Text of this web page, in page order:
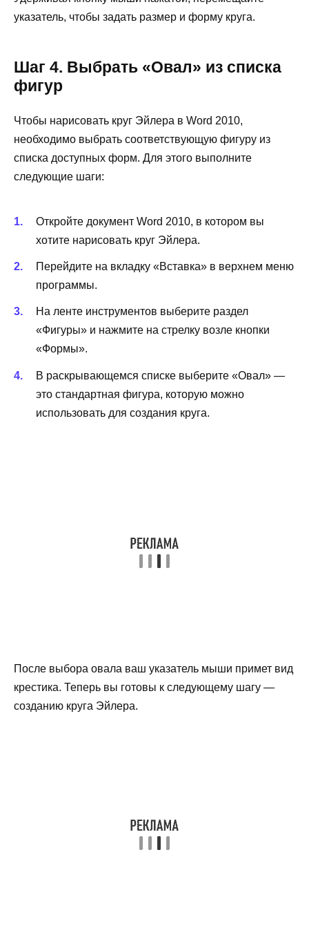
указатель, чтобы задать размер и форму круга.
Шаг 4. Выбрать «Овал» из списка
фигур
Чтобы нарисовать круг Эйлера в Word 2010,
необходимо выбрать соответствующую фигуру из
списка доступных форм. Для этого выполните
следующие шаги:
Откройте документ Word 2010, в котором вы
хотите нарисовать круг Эйлера.
Перейдите на вкладку «Вставка» в верхнем меню
программы.
На ленте инструментов выберите раздел
«Фигуры» и нажмите на стрелку возле кнопки
«Формы».
В раскрывающемся списке выберите «Овал» —
это стандартная фигура, которую можно
использовать для создания круга.
После выбора овала ваш указатель мыши примет вид
крестика. Теперь вы готовы к следующему шагу —
созданию круга Эйлера.